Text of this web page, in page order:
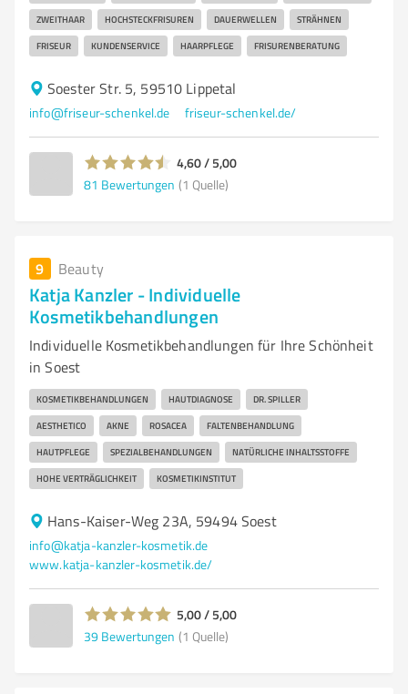
ZWEITHAAR HOCHSTECKFRISUREN DAUERWELLEN STRÄHNEN
FRISEUR KUNDENSERVICE HAARPFLEGE FRISURENBERATUNG
Soester Str. 5, 59510 Lippetal
info@friseur-schenkel.de friseur-schenkel.de/
4,60 / 5,00
81 Bewertungen (1 Quelle)
9 Beauty
Katja Kanzler - Individuelle
Kosmetikbehandlungen
Individuelle Kosmetikbehandlungen für Ihre Schönheit
in Soest
KOSMETIKBEHANDLUNGEN HAUTDIAGNOSE DR. SPILLER
AESTHETICO AKNE ROSACEA FALTENBEHANDLUNG
HAUTPFLEGE SPEZIALBEHANDLUNGEN NATÜRLICHE INHALTSSTOFFE
HOHE VERTRÄGLICHKEIT KOSMETIKINSTITUT
Hans-Kaiser-Weg 23A, 59494 Soest
info@katja-kanzler-kosmetik.de
www.katja-kanzler-kosmetik.de/
5,00 / 5,00
39 Bewertungen (1 Quelle)